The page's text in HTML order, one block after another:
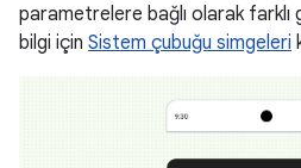
parametrelere bağlı olarak farklı
bilgi için Sistem çubuğu simgeleri